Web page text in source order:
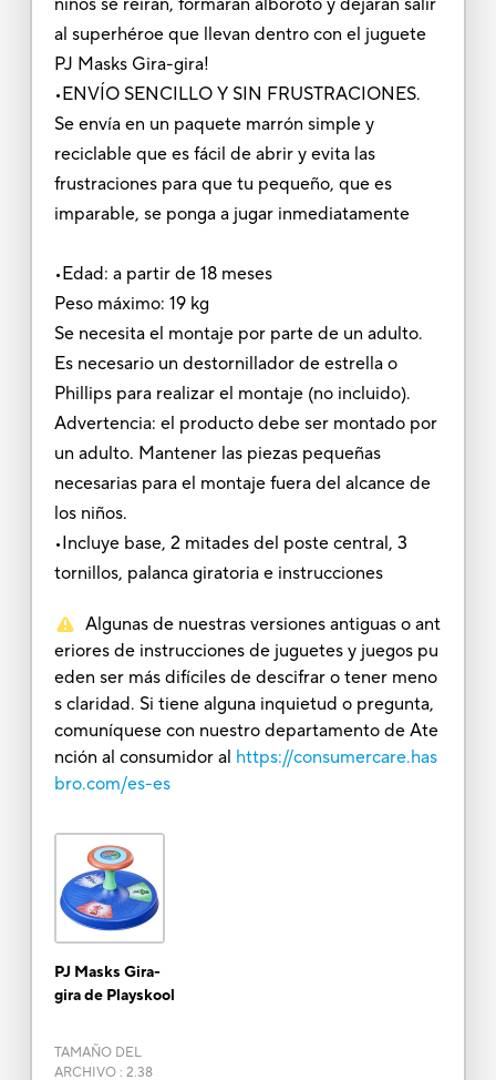
al superhéroe que llevan dentro con el juguete
PJ Masks Gira-gira!
•ENVÍO SENCILLO Y SIN FRUSTRACIONES.
Se envía en un paquete marrón simple y
reciclable que es fácil de abrir y evita las
frustraciones para que tu pequeño, que es
imparable, se ponga a jugar inmediatamente
•Edad: a partir de 18 meses
Peso máximo: 19 kg
Se necesita el montaje por parte de un adulto.
Es necesario un destornillador de estrella o
Phillips para realizar el montaje (no incluido).
Advertencia: el producto debe ser montado por
un adulto. Mantener las piezas pequeñas
necesarias para el montaje fuera del alcance de
los niños.
•Incluye base, 2 mitades del poste central, 3
tornillos, palanca giratoria e instrucciones
Algunas de nuestras versiones antiguas o ant
eriores de instrucciones de juguetes y juegos pu
eden ser más difíciles de descifrar o tener meno
s claridad. Si tiene alguna inquietud o pregunta,
comuníquese con nuestro departamento de Ate
nción al consumidor al https://consumercare.has
bro.com/es-es
PJ Masks Gira-
gira de Playskool
TAMAÑO DEL
ARCHIVO: 2.38